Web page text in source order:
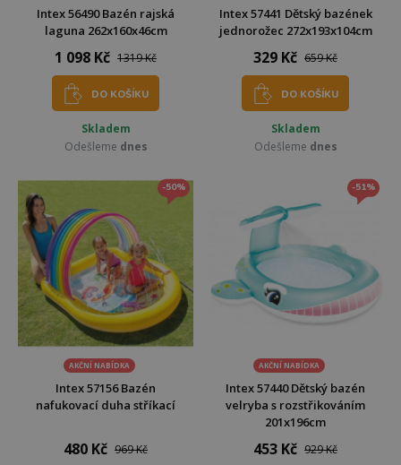
Intex 56490 Bazén rajská
laguna 262x160x46cm
1 098 Kč 1319 Kč
DO KOŠÍKU
Skladem
Odešleme dnes
Intex 57441 Dětský bazének
jednorožec 272x193x104cm
329 Kč 659 Kč
DO KOŠÍKU
Skladem
Odešleme dnes
-50%
AKČNÍ NABÍDKA
Intex 57156 Bazén
nafukovací duha stříkací
480 Kč 969 Kč
-51%
AKČNÍ NABÍDKA
Intex 57440 Dětský bazén
velryba s rozstřikováním
201x196cm
453 Kč 929 Kč